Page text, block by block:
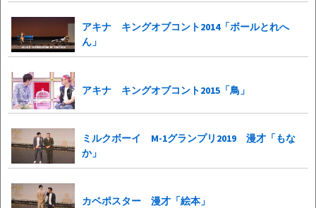
アキナ キングオブコント2014「ボールとれへ
ん」
アキナ キングオブコント2015「鳥」
ミルクボーイ M-1グランプリ2019 漫才「もな
か」
カベポスター 漫才「絵本」